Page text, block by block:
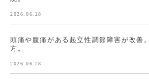
2026.06.28
頭痛や腹痛がある起立性調節障害が改善
方。
2026.06.28